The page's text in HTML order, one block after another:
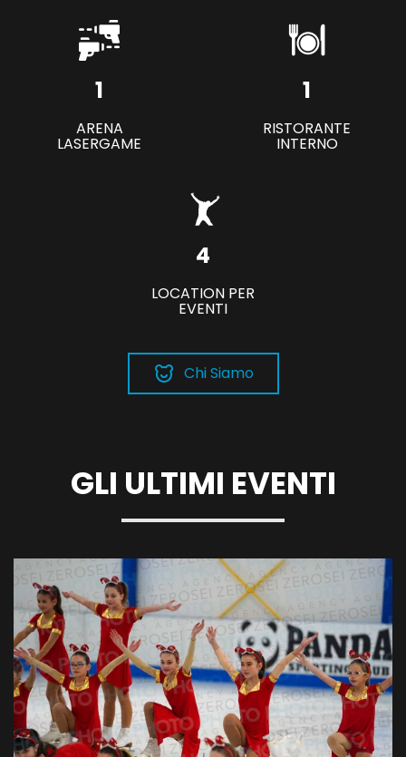
1
ARENA
LASERGAME
1
RISTORANTE
INTERNO
4
LOCATION PER
EVENTI
Chi Siamo
GLI ULTIMI EVENTI